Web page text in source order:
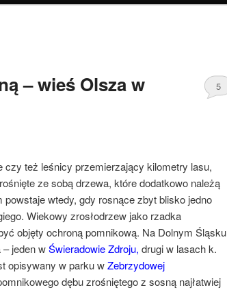
– wieś Olsza w
5
czy też leśnicy przemierzający kilometry lasu,
ze sobą drzewa, które dodatkowo należą
wtedy, gdy rosnące zbyt blisko jedno
Wiekowy zrosłodrzew jako rzadka
objęty ochroną pomnikową. Na Dolnym Śląsku
jeden wŚwieradowie Zdroju, drugi w lasach k.
opisywany w parku wZebrzydowej
dębu zrośniętego z sosną najłatwiej